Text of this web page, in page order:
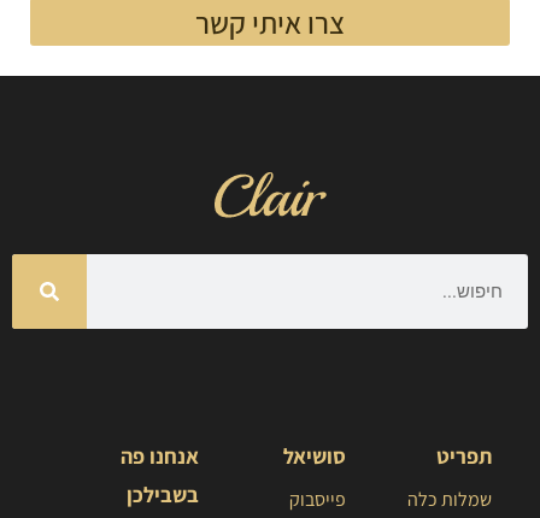
צרו איתי קשר
תפריט
שמלות כלה
סושיאל
פייסבוק
אנחנו פה
בשבילכן